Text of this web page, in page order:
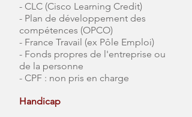
- CLC (Cisco Learning Credit)
- Plan de développement des
compétences (OPCO)
- France Travail (ex Pôle Emploi)
- Fonds propres de l'entreprise ou
de la personne
- CPF : non pris en charge
Handicap